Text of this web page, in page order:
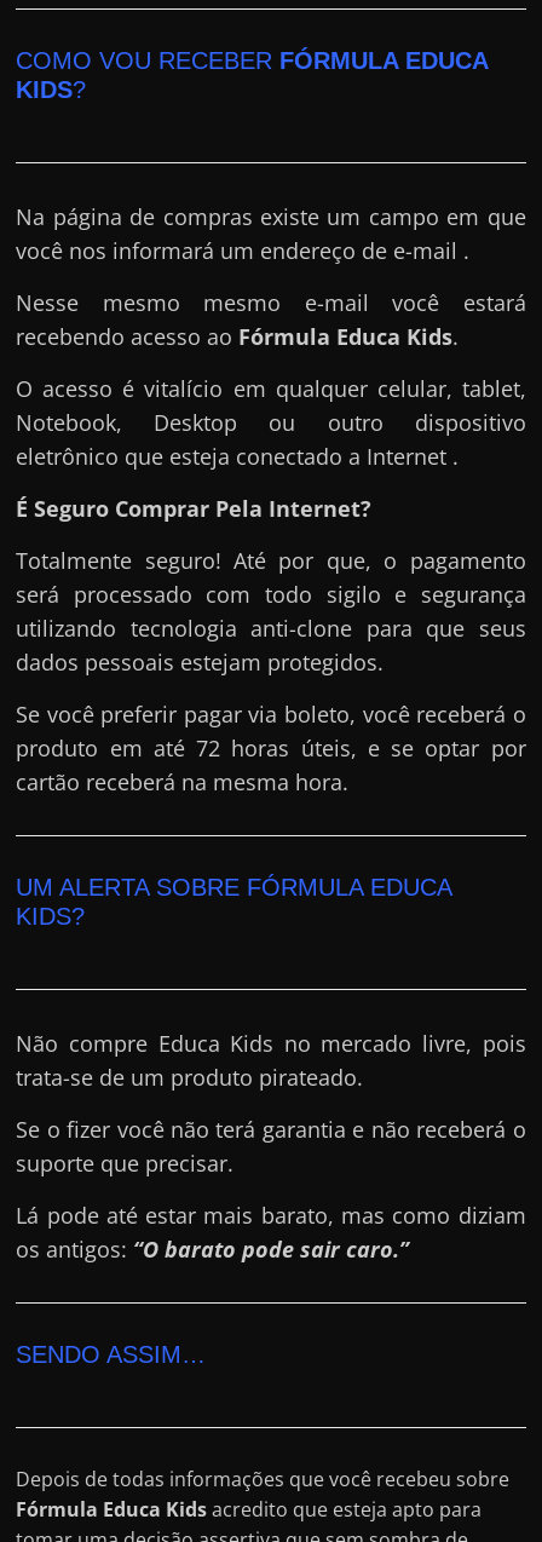
COMO VOU RECEBER FÓRMULA EDUCA
KIDS?
Na página de compras existe um campo em que
você nos informará um endereço de e-mail .
Nesse mesmo mesmo e-mail você estará
recebendo acesso ao Fórmula Educa Kids.
O acesso é vitalício em qualquer celular, tablet,
Notebook, Desktop ou outro dispositivo
eletrônico que esteja conectado a Internet .
É Seguro Comprar Pela Internet?
Totalmente seguro! Até por que, o pagamento
será processado com todo sigilo e segurança
utilizando tecnologia anti-clone para que seus
dados pessoais estejam protegidos.
Se você preferir pagar via boleto, você receberá o
produto em até 72 horas úteis, e se optar por
cartão receberá na mesma hora.
UM ALERTA SOBRE FÓRMULA EDUCA
KIDS?
Não compre Educa Kids no mercado livre, pois
trata-se de um produto pirateado.
Se o fizer você não terá garantia e não receberá o
suporte que precisar.
Lá pode até estar mais barato, mas como diziam
os antigos: “O barato pode sair caro.”
SENDO ASSIM…
Depois de todas informações que você recebeu sobre
Fórmula Educa Kidsacredito que esteja apto para